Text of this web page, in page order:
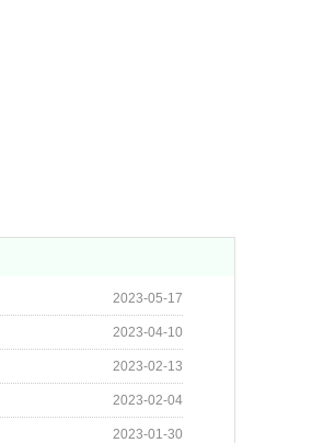
2023-05-17
2023-04-10
2023-02-13
2023-02-04
2023-01-30